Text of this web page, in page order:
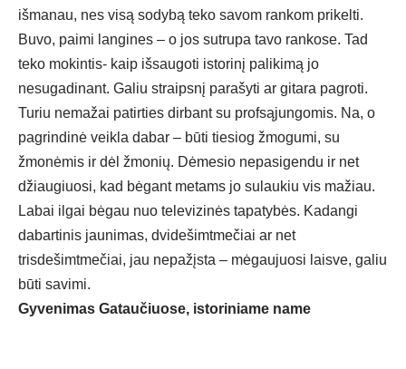
išmanau, nes visą sodybą teko savom rankom prikelti.
Buvo, paimi langines – o jos sutrupa tavo rankose. Tad
teko mokintis- kaip išsaugoti istorinį palikimą jo
nesugadinant. Galiu straipsnį parašyti ar gitara pagroti.
Turiu nemažai patirties dirbant su profsąjungomis. Na, o
pagrindinė veikla dabar – būti tiesiog žmogumi, su
žmonėmis ir dėl žmonių. Dėmesio nepasigendu ir net
džiaugiuosi, kad bėgant metams jo sulaukiu vis mažiau.
Labai ilgai bėgau nuo televizinės tapatybės. Kadangi
dabartinis jaunimas, dvidešimtmečiai ar net
trisdešimtmečiai, jau nepažįsta – mėgaujuosi laisve, galiu
būti savimi.
Gyvenimas Gataučiuose, istoriniame name